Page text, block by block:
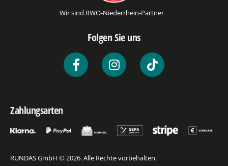
Wir sind RWO-Niederrhein-Partner
Folgen Sie uns
Zahlungsarten
RUNDAS GmbH © 2026. Alle Rechte vorbehalten.